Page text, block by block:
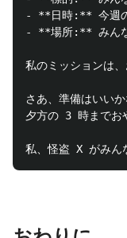
-
**日時:**
-
**場所:** みん
私のミッションは
さあ、準備はいい
夕方の 3 時までお